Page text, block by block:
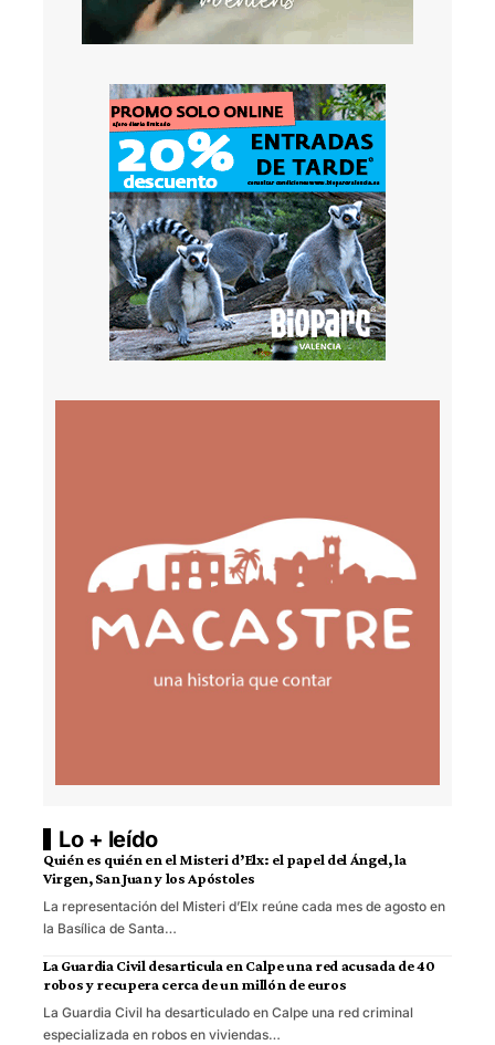
Lo + leído
Quién es quién en el Misteri d’Elx: el papel del Ángel, la
Virgen, San Juan y los Apóstoles
La representación del Misteri d’Elx reúne cada mes de agosto en
la Basílica de Santa…
La Guardia Civil desarticula en Calpe una red acusada de 40
robos y recupera cerca de un millón de euros
La Guardia Civil ha desarticulado en Calpe una red criminal
especializada en robos en viviendas…